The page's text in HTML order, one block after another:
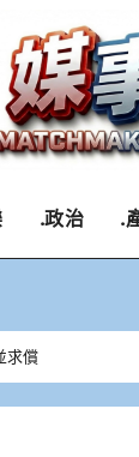
.政治 .
求償